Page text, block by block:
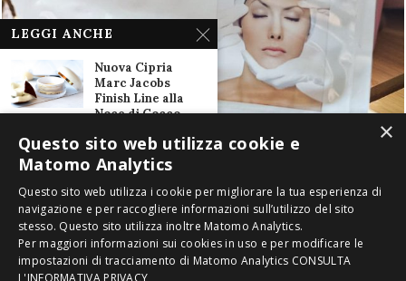
2016-2020 ® Copyright Miki Let's Go. È vietata la riproduzione anche
parziale di testi, immagini e video con qualsiasi mezzo senza preventiva
LEGGI ANCHE
Nuova Cipria
Marc Jacobs
Finish Line alla
Noce di Cocco...
25 Maggio 2018
Prodotti Sephora
Low Cost! I miei
preferiti e quelli
che...
5 Novembre 2016
Le maschere viso
×
Questo sito web utilizza cookie e
Matomo Analytics
Questo sito web utilizza i cookie per migliorare la tua esperienza di
navigazione e per raccogliere informazioni sull’utilizzo del sito
stesso. Questo sito utilizza inoltre Matomo Analytics.
Per maggiori informazioni sui cookies in uso e per modificare le
impostazioni di tracciamento di Matomo Analytics CONSULTA
L'INFORMATIVA PRIVACY